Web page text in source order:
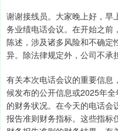
谢谢接线员。大家晚上好，
务业绩电话会议。在开始之前
陈述，涉及诸多风险和不确定
异。除法律规定外，公司不承
有关本次电话会议的重要信息
候发布的公开信息或2025年
的财务状况。在今天的电话会
报告准则财务指标。这些指标